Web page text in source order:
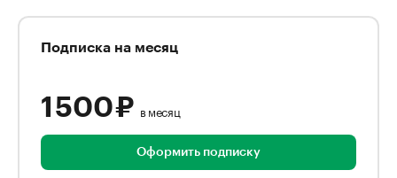
Подписка на месяц
1 500 ₽ в месяц
Оформить подписку